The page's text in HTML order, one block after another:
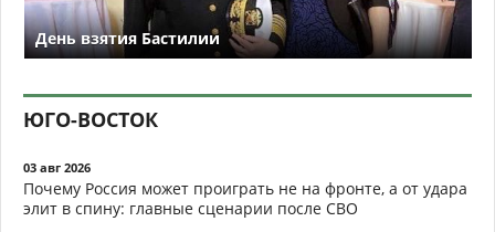
День взятия Бастилии
ЮГО-ВОСТОК
03 авг 2026
Почему Россия может проиграть не на фронте, а от удара
элит в спину: главные сценарии после СВО